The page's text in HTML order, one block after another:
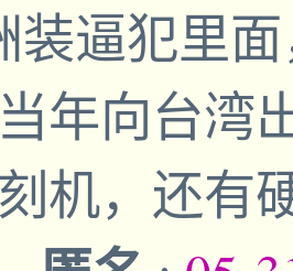
装逼犯里
年向台湾
机，还有